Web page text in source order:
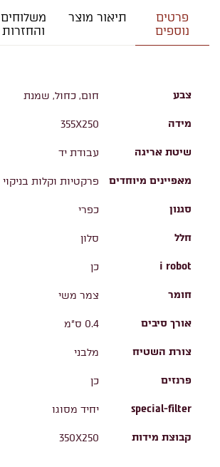
פרטים
נוספים
תיאור מוצר
משלוחים
והחזרות
צבע חום, כחול, שמנת
מידה 355X250
שיטת אריגה עבודת יד
מאפיינים מיוחדים פרקטיות וקלות בניקוי
סגנון כפרי
חלל סלון
i robot כן
חומר צמר משי
אורך סיבים 0.4 ס"מ
צורת השטיח מלבני
פרנזים כן
special-filter יחיד מסוגו
קבוצת מידות 350X250